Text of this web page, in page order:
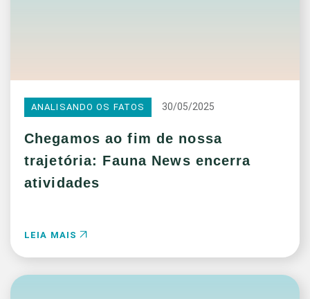
ANALISANDO OS FATOS 30/05/2025
Chegamos ao fim de nossa
trajetória: Fauna News encerra
atividades
LEIA MAIS